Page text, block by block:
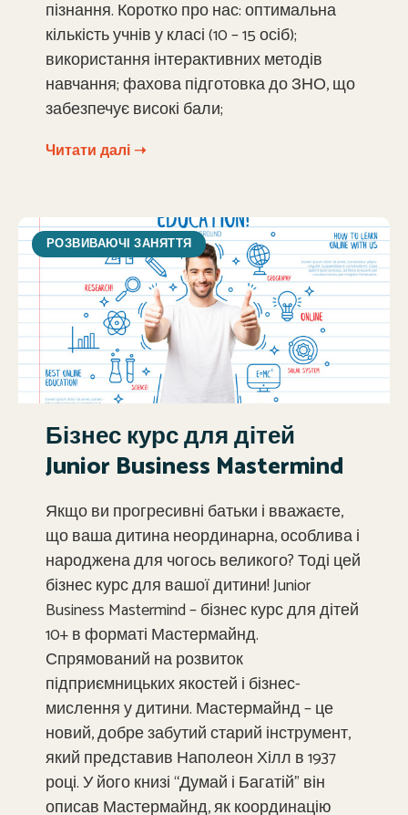
пізнання. Коротко про нас: оптимальна
кількість учнів у класі (10 – 15 осіб);
використання інтерактивних методів
навчання; фахова підготовка до ЗНО, що
забезпечує високі бали;
Читати далі ➝
РОЗВИВАЮЧІ ЗАНЯТТЯ
Бізнес курс для дітей
Junior Business Mastermind
Якщо ви прогресивні батьки і вважаєте,
що ваша дитина неординарна, особлива і
народжена для чогось великого? Тоді цей
бізнес курс для вашої дитини! Junior
Business Mastermind – бізнес курс для дітей
10+ в форматі Мастермайнд.
Спрямований на розвиток
підприємницьких якостей і бізнес-
мислення у дитини. Мастермайнд – це
новий, добре забутий старий інструмент,
який представив Наполеон Хілл в 1937
році. У його книзі “Думай і Багатій” він
описав Мастермайнд, як координацію